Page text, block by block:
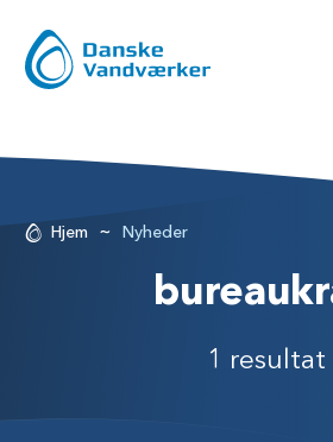
Hjem ~ Nyheder
1 resultat